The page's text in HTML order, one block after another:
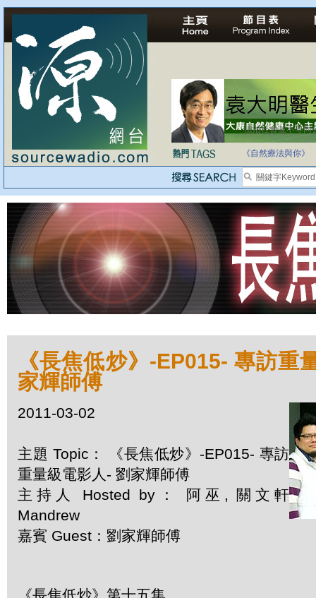
法治社會並不等同
《自然療法與你》
《長焦低炒》-EP015- 專訪重
家輝師傅
2011-03-02
主題 Topic： 《長焦低炒》-EP015- 專訪
重量級電影人- 劉家輝師傅
主持人 Hosted by： 阿巫, 關文軒
Mandrew
嘉賓 Guest：劉家輝師傅